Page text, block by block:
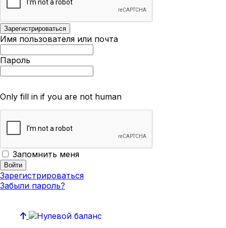
Имя пользователя или почта
Пароль
Only fill in if you are not human
Запомнить меня
Зарегистрироваться
Забыли пароль?